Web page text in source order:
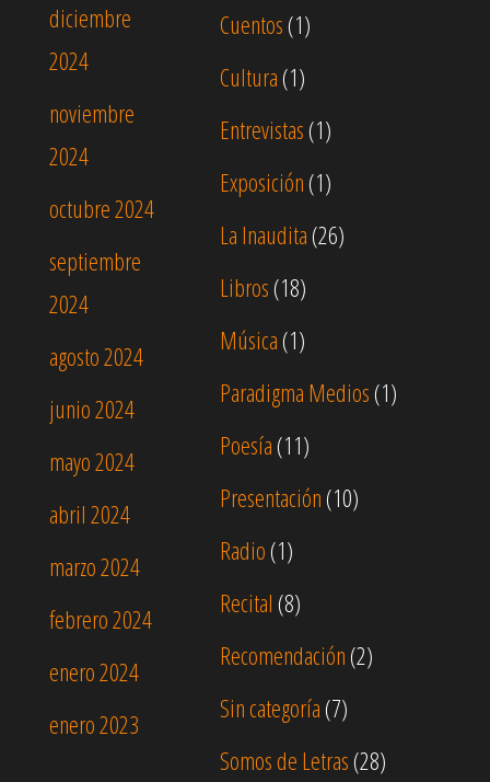
Cuentos (1)
Cultura (1)
Entrevistas (1)
Exposición(1)
La Inaudita(26)
Libros (18)
Música(1)
Paradigma Medios(1)
Poesía(11)
Presentación(10)
Radio(1)
Recital (8)
Recomendación(2)
Sin categoría(7)
Somos de Letras (28)
diciembre
2024
noviembre
2024
octubre 2024
septiembre
2024
agosto 2024
junio 2024
mayo 2024
abril 2024
marzo 2024
febrero 2024
enero 2024
enero 2023